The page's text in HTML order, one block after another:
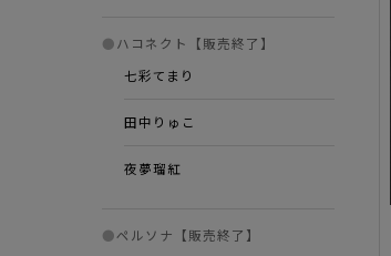
●ハコネクト【販売終了】
七彩てまり
田中りゅこ
夜夢瑠紅
●ペルソナ【販売終了】